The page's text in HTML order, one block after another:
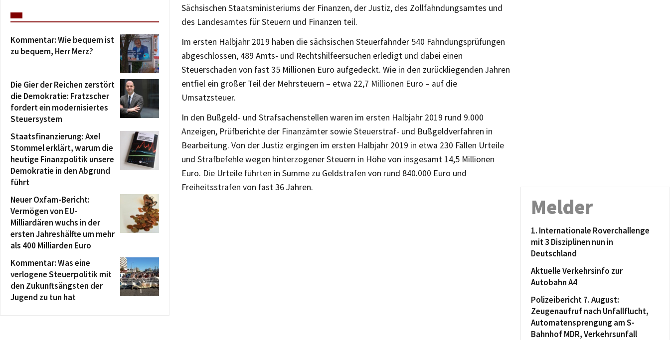
Sächsischen Staatsministeriums der Finanzen, der Justiz, des Zollfahndungsamtes und
des Landesamtes für Steuern und Finanzen teil.
Im ersten Halbjahr 2019 haben die sächsischen Steuerfahnder 540 Fahndungsprüfungen
abgeschlossen, 489 Amts- und Rechtshilfeersuchen erledigt und dabei einen
Steuerschaden von fast 35 Millionen Euro aufgedeckt. Wie in den zurückliegenden Jahren
entfiel ein großer Teil der Mehrsteuern – etwa 22,7 Millionen Euro – auf die
Umsatzsteuer.
In den Bußgeld- und Strafsachenstellen waren im ersten Halbjahr 2019 rund 9.000
Anzeigen, Prüfberichte der Finanzämter sowie Steuerstraf- und Bußgeldverfahren in
Bearbeitung. Von der Justiz ergingen im ersten Halbjahr 2019 in etwa 230 Fällen Urteile
und Strafbefehle wegen hinterzogener Steuern in Höhe von insgesamt 14,5 Millionen
Euro. Die Urteile führten in Summe zu Geldstrafen von rund 840.000 Euro und
Freiheitsstrafen von fast 36 Jahren.
Kommentar: Wie bequem ist
zu bequem, Herr Merz?
Die Gier der Reichen zerstört
die Demokratie: Fratzscher
fordert ein modernisiertes
Steuersystem
Staatsfinanzierung: Axel
Stommel erklärt, warum die
heutige Finanzpolitik unsere
Demokratie in den Abgrund
führt
Neuer Oxfam-Bericht:
Vermögen von EU-
Milliardären wuchs in der
ersten Jahreshälfte um mehr
als 400 Milliarden Euro
Kommentar: Was eine
verlogene Steuerpolitik mit
den Zukunftsängsten der
Jugend zu tun hat
Melder
1. Internationale Roverchallenge
mit 3 Disziplinen nun in
Deutschland
Aktuelle Verkehrsinfo zur
Autobahn A4
Polizeibericht 7. August:
Zeugenaufruf nach Unfallflucht,
Automatensprengung am S-
Bahnhof MDR, Verkehrsunfall